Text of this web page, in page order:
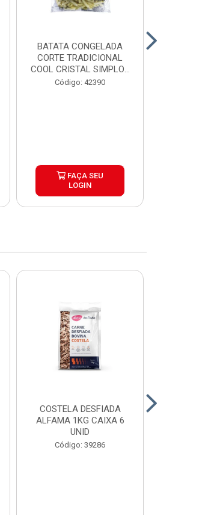
BATATA CONGELADA
CORTE TRADICIONAL
COOL CRISTAL SIMPLOT
CAIX...
Código: 42390
FAÇA SEU
LOGIN
COSTELA DESFIADA
ALFAMA 1KG CAIXA 6
UNID
Código: 39286